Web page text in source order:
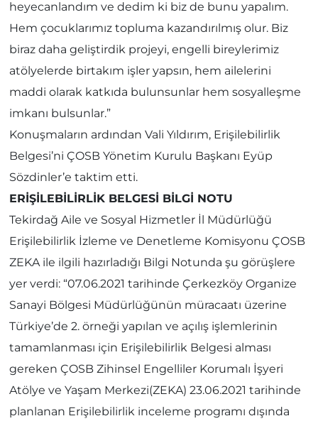
heyecanlandım ve dedim ki biz de bunu yapalım.
Hem çocuklarımız topluma kazandırılmış olur. Biz
biraz daha geliştirdik projeyi, engelli bireylerimiz
atölyelerde birtakım işler yapsın, hem ailelerini
maddi olarak katkıda bulunsunlar hem sosyalleşme
imkanı bulsunlar.”
Konuşmaların ardından Vali Yıldırım, Erişilebilirlik
Belgesi’ni ÇOSB Yönetim Kurulu Başkanı Eyüp
Sözdinler’e taktim etti.
ERİŞİLEBİLİRLİK BELGESİ BİLGİ NOTU
Tekirdağ Aile ve Sosyal Hizmetler İl Müdürlüğü
Erişilebilirlik İzleme ve Denetleme Komisyonu ÇOSB
ZEKA ile ilgili hazırladığı Bilgi Notunda şu görüşlere
yer verdi: “07.06.2021 tarihinde Çerkezköy Organize
Sanayi Bölgesi Müdürlüğünün müracaatı üzerine
Türkiye’de 2. örneği yapılan ve açılış işlemlerinin
tamamlanması için Erişilebilirlik Belgesi alması
gereken ÇOSB Zihinsel Engelliler Korumalı İşyeri
Atölye ve Yaşam Merkezi(ZEKA) 23.06.2021 tarihinde
planlanan Erişilebilirlik inceleme programı dışında